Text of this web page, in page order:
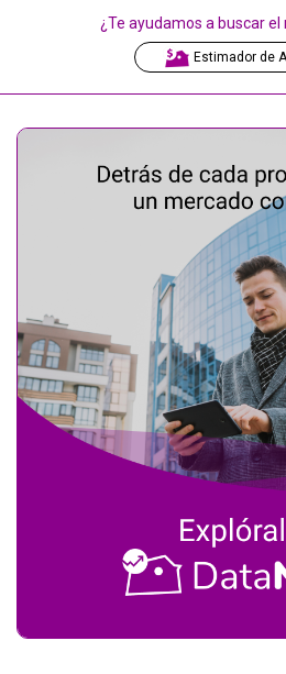
¿Te ayudamos a buscar
Estimador de